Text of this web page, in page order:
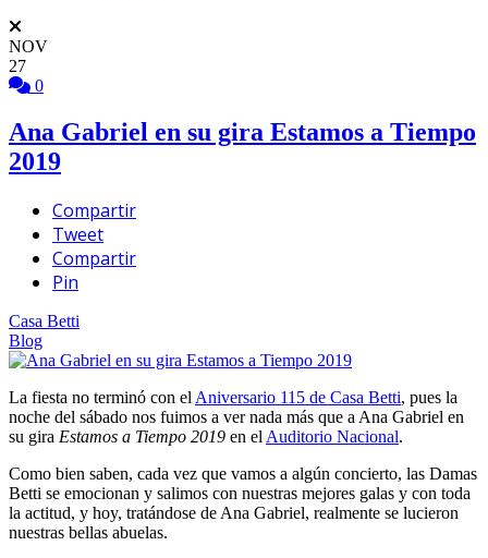
NOV
27
0
Ana Gabriel en su gira Estamos a Tiempo
2019
Compartir
Tweet
Compartir
Pin
Casa Betti
Blog
La fiesta no terminó con el Aniversario 115 de Casa Betti, pues la
noche del sábado nos fuimos a ver nada más que a Ana Gabriel en
su gira Estamos a Tiempo 2019 en el Auditorio Nacional.
Como bien saben, cada vez que vamos a algún concierto, las Damas
Betti se emocionan y salimos con nuestras mejores galas y con toda
la actitud, y hoy, tratándose de Ana Gabriel, realmente se lucieron
nuestras bellas abuelas.